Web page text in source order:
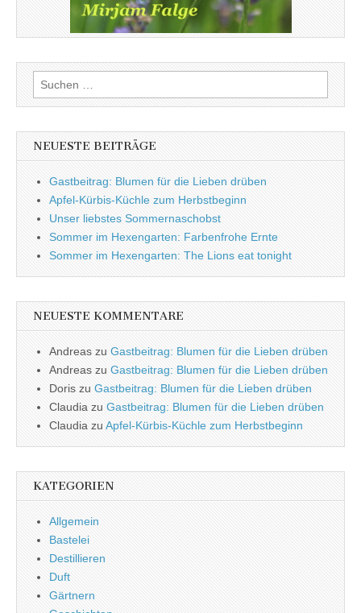
Suchen
nach:
NEUESTE BEITRÄGE
Gastbeitrag: Blumen für die Lieben drüben
Apfel-Kürbis-Küchle zum Herbstbeginn
Unser liebstes Sommernaschobst
Sommer im Hexengarten: Farbenfrohe Ernte
Sommer im Hexengarten: The Lions eat tonight
NEUESTE KOMMENTARE
Andreas zu Gastbeitrag: Blumen für die Lieben drüben
Andreas zu Gastbeitrag: Blumen für die Lieben drüben
Doris zu Gastbeitrag: Blumen für die Lieben drüben
Claudia zu Gastbeitrag: Blumen für die Lieben drüben
Claudia zu Apfel-Kürbis-Küchle zum Herbstbeginn
KATEGORIEN
Allgemein
Bastelei
Destillieren
Duft
Gärtnern